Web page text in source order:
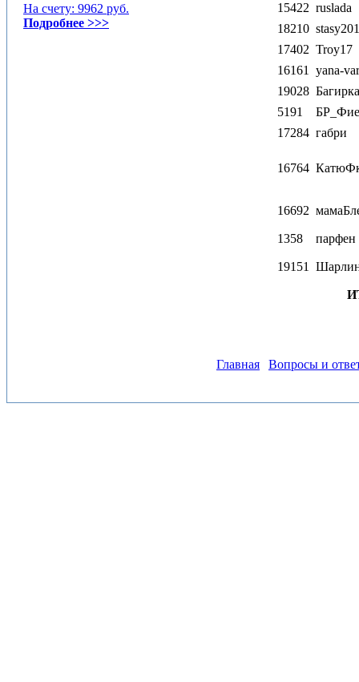
На счету: 9962 руб.
Подробнее >>>
15422 ruslada
18210
17402 Troy17
16161
yana-
19028 Багирка
5191
17284 габри
16764
16692
1358 парфен
19151
Главная Вопросы и